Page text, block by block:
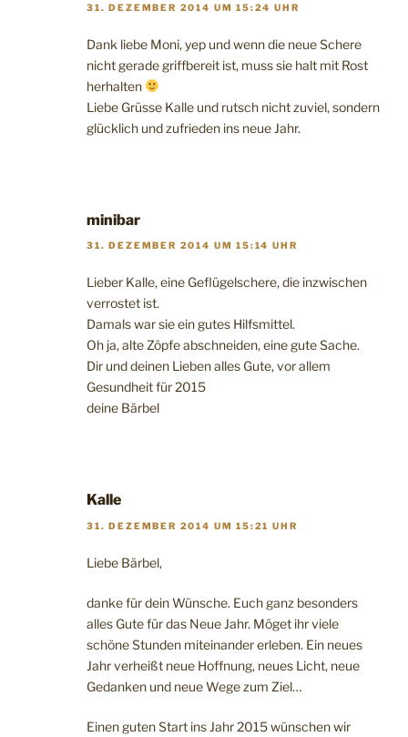
31. DEZEMBER 2014 UM 15:24 UHR
Dank liebe Moni, yep und wenn die neue Schere
nicht gerade griffbereit ist, muss sie halt mit Rost
herhalten
Liebe Grüsse Kalle und rutsch nicht zuviel, sondern
glücklich und zufrieden ins neue Jahr.
minibar
31. DEZEMBER 2014 UM 15:14 UHR
Lieber Kalle, eine Geflügelschere, die inzwischen
verrostet ist.
Damals war sie ein gutes Hilfsmittel.
Oh ja, alte Zöpfe abschneiden, eine gute Sache.
Dir und deinen Lieben alles Gute, vor allem
Gesundheit für 2015
deine Bärbel
Kalle
31. DEZEMBER 2014 UM 15:21 UHR
Liebe Bärbel,
danke für dein Wünsche. Euch ganz besonders
alles Gute für das Neue Jahr. Möget ihr viele
schöne Stunden miteinander erleben. Ein neues
Jahr verheißt neue Hoffnung, neues Licht, neue
Gedanken und neue Wege zum Ziel…
Einen guten Start ins Jahr 2015 wünschen wir